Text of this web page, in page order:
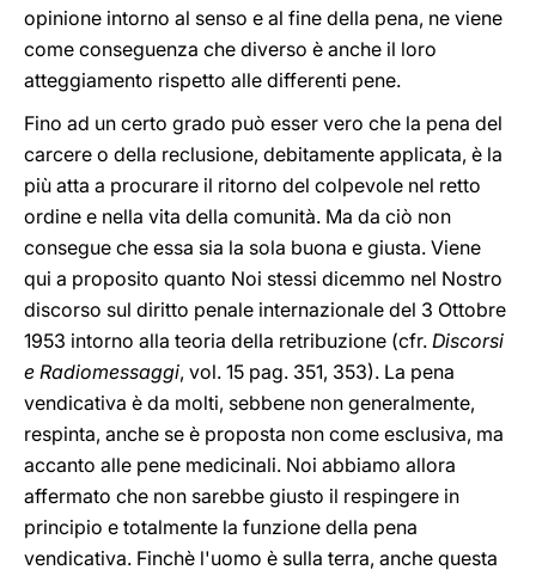
opinione intorno al senso e al fine della pena, ne viene
come conseguenza che diverso è anche il loro
atteggiamento rispetto alle differenti pene.
Fino ad un certo grado può esser vero che la pena del
carcere o della reclusione, debitamente applicata, è la
più atta a procurare il ritorno del colpevole nel retto
ordine e nella vita della comunità. Ma da ciò non
consegue che essa sia la sola buona e giusta. Viene
qui a proposito quanto Noi stessi dicemmo nel Nostro
discorso sul diritto penale internazionale del 3 Ottobre
1953 intorno alla teoria della retribuzione (cfr. Discorsi
e Radiomessaggi, vol. 15 pag. 351, 353). La pena
vendicativa è da molti, sebbene non generalmente,
respinta, anche se è proposta non come esclusiva, ma
accanto alle pene medicinali. Noi abbiamo allora
affermato che non sarebbe giusto il respingere in
principio e totalmente la funzione della pena
vendicativa. Finchè l'uomo è sulla terra, anche questa